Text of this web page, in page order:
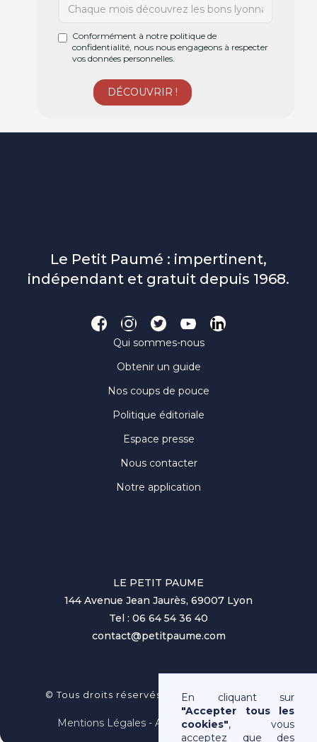
Conformément à notre politique de
confidentialité, nous nous engageons à respecter
vos données personnelles.
Le Petit Paumé : impertinent,
indépendant et gratuit depuis 1968.
Qui sommes-nous
Obtenir un guide
Nos coups de pouce
Politique éditoriale
Espace presse
Nous contacter
Notre application
LE PETIT PAUME
144 Avenue Jean Jaurès, 69007 Lyon
Tel : 06 64 54 36 40
contact@petitpaume.com
© Tous droits réservés au Petit Paumé 2025
Mentions Légales - Association Loi 1901
En cliquant sur
"Accepter tous les
cookies", vous
acceptez que des